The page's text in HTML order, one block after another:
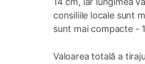
consiliile locale sunt
sunt mai compacte -
Valoarea totală a